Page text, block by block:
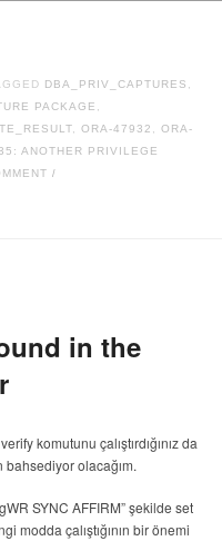
DBA_PRIV_CAPTURES
PACKAGE
ORA-47932
ORA-
ANOTHER PRIVILEGE
/
in the
komutunu çalıştırdığınız da
bahsediyor olacağım.
SYNC AFFIRM” şekilde set
modda çalıştığının bir önemi